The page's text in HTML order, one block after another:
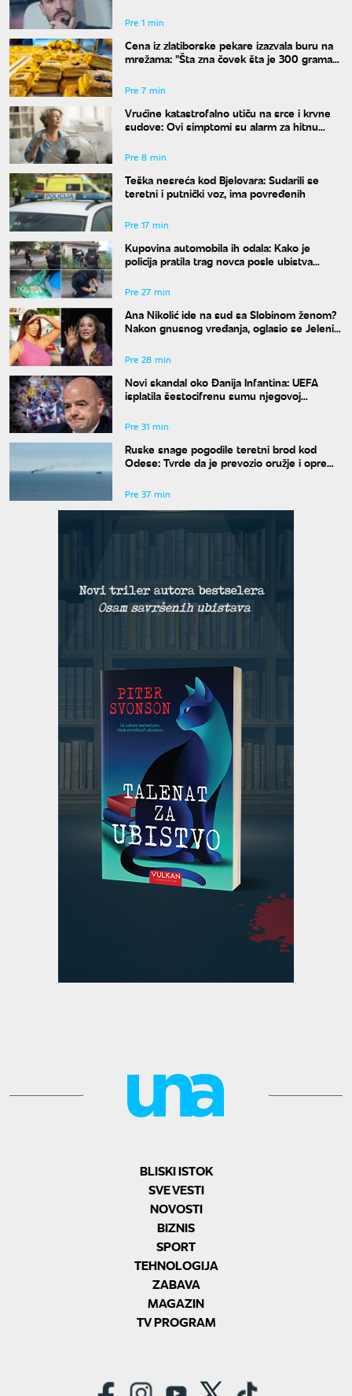
Pre 1 min
Cena iz zlatiborske pekare izazvala buru na
mrežama: "Šta zna čovek šta je 300 grama
Pre 7 min
Vrućine katastrofalno utiču na srce i krvne
sudove: Ovi simptomi su alarm za hitnu
Pre 8 min
Teška nesreća kod Bjelovara: Sudarili se
teretni i putnički voz, ima povređenih
Pre 17 min
Kupovina automobila ih odala: Kako je
policija pratila trag novca posle ubistva
Pre 27 min
Ana Nikolić ide na sud sa Slobinom ženom?
Nakon gnusnog vređanja, oglasio se Jelenin
Pre 28 min
Novi skandal oko Đanija Infantina: UEFA
isplatila šestocifrenu sumu njegovoj
Pre 31 min
Ruske snage pogodile teretni brod kod
Odese: Tvrde da je prevozio oružje i opremu
Pre 37 min
BLISKI ISTOK
SVE VESTI
NOVOSTI
BIZNIS
SPORT
TEHNOLOGIJA
ZABAVA
MAGAZIN
TV PROGRAM